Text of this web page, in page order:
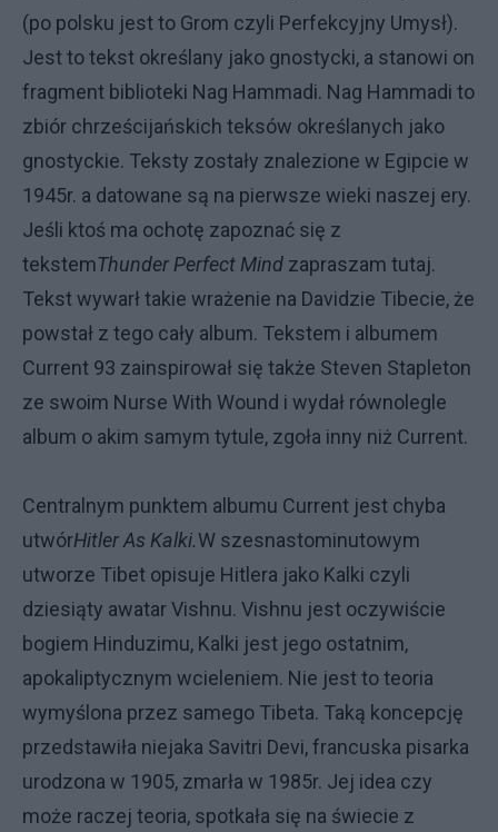
(po polsku jest to Grom czyli Perfekcyjny Umysł).
Jest to tekst określany jako gnostycki, a stanowi on
fragment biblioteki Nag Hammadi. Nag Hammadi to
zbiór chrześcijańskich teksów określanych jako
gnostyckie. Teksty zostały znalezione w Egipcie w
1945r. a datowane są na pierwsze wieki naszej ery.
Jeśli ktoś ma ochotę zapoznać się z
tekstemThunder Perfect Mind zapraszam tutaj.
Tekst wywarł takie wrażenie na Davidzie Tibecie, że
powstał z tego cały album. Tekstem i albumem
Current 93 zainspirował się także Steven Stapleton
ze swoim Nurse With Wound i wydał równolegle
album o akim samym tytule, zgoła inny niż Current.
Centralnym punktem albumu Current jest chyba
utwórHitler As Kalki.W szesnastominutowym
utworze Tibet opisuje Hitlera jako Kalki czyli
dziesiąty awatar Vishnu. Vishnu jest oczywiście
bogiem Hinduzimu, Kalki jest jego ostatnim,
apokaliptycznym wcieleniem. Nie jest to teoria
wymyślona przez samego Tibeta. Taką koncepcję
przedstawiła niejaka Savitri Devi, francuska pisarka
urodzona w 1905, zmarła w 1985r. Jej idea czy
może raczej teoria, spotkała się na świecie z